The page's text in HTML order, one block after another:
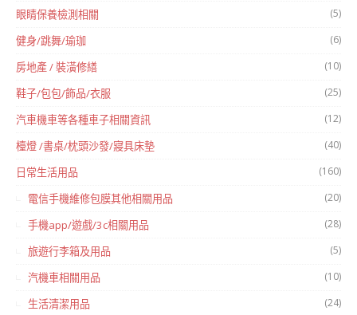
眼睛保養檢測相關 (5)
健身/跳舞/瑜珈 (6)
房地產 / 裝潢修繕 (10)
鞋子/包包/飾品/衣服 (25)
汽車機車等各種車子相關資訊 (12)
檯燈 /書桌/枕頭沙發/寢具床墊 (40)
日常生活用品 (160)
電信手機維修包膜其他相關用品 (20)
手機app/遊戲/3c相關用品 (28)
旅遊行李箱及用品 (5)
汽機車相關用品 (10)
生活清潔用品 (24)